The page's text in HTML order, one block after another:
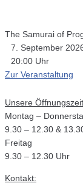
The Samurai of
7. September
20:00 Uhr
Zur Veranstaltung
Unsere
Montag –
9.30 – 12.30 &
Freitag
9.30 – 12.30 Uhr
Kontakt: